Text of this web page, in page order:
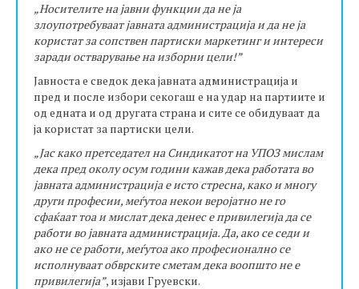
„Носителите на јавни функции да не ја
злоупотребуваат јавната администрација и да не ја
користат за сопствен партиски маркетинг и интереси
заради остварување на изборни цели!”
Јавноста е сведок дека јавната администрација и
пред и после избори секогаш е на удар на партиите и
од едната и од другата страна и сите се обидуваат да
ја користат за партиски цели.
„Јас како претседател на Синдикатот на УПОЗ мислам
дека пред околу осум години кажав дека работата во
јавната администрација е исто стресна, како и многу
други професии, меѓутоа некои веројатно не го
сфаќаат тоа и мислат дека денес е привилегија да се
работи во јавната администрација. Да, ако се седи и
ако не се работи, меѓутоа ако професионално се
исполнуваат обврските сметам дека воопшто не е
привилегија”, изјави Груевски.